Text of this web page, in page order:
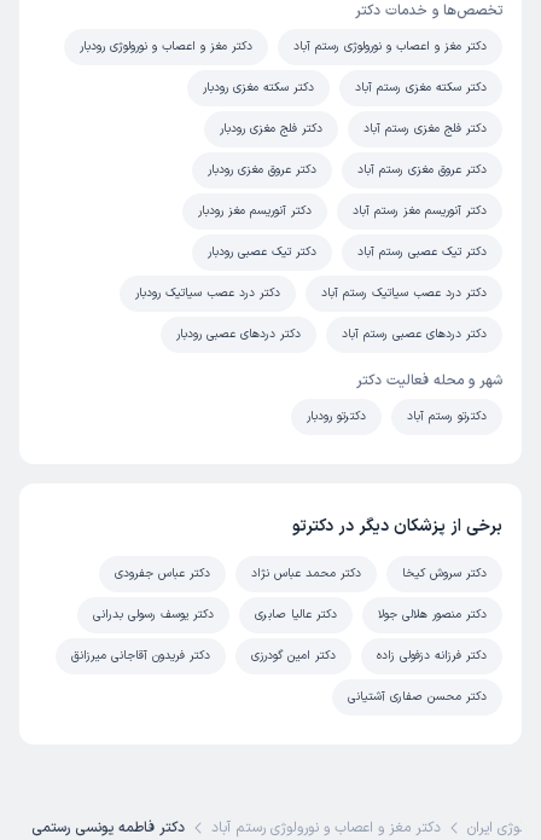
تخصص‌ها و خدمات دکتر
دکتر مغز و اعصاب و نورولوژی رستم آباد دکتر مغز و اعصاب و نورولوژی رودبار
دکتر سکته مغزی رستم آباد دکتر سکته مغزی رودبار
دکتر فلج مغزی رستم آباد دکتر فلج مغزی رودبار
دکتر عروق مغزی رستم آباد دکتر عروق مغزی رودبار
دکتر آنوریسم مغز رستم آباد دکتر آنوریسم مغز رودبار
دکتر تیک عصبی رستم آباد دکتر تیک عصبی رودبار
دکتر درد عصب سیاتیک رستم آباد دکتر درد عصب سیاتیک رودبار
دکتر دردهای عصبی رستم آباد دکتر دردهای عصبی رودبار
شهر و محله فعالیت دکتر
دکترتو رستم آباد دکترتو رودبار
برخی از پزشکان دیگر در دکترتو
دکتر سروش کیخا دکتر محمد عباس نژاد دکتر عباس جفرودی
دکتر منصور هلالی جولا دکتر عالیا صابری دکتر یوسف رسولی بدرانی
دکتر فرزانه دزفولی زاده دکتر امین گودرزی دکتر فریدون آقاجانی میرزانق
دکتر محسن صفاری آشتیانی
ایران دکتر مغز و اعصاب و نورولوژی رستم آباد دکتر فاطمه یونسی رستمی